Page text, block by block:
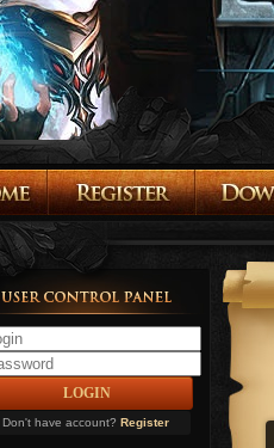
Don't have account? Register